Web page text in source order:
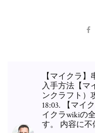
【マイクラ
入手方法【マ
ンクラフト）
18:03. 【マイ
イクラwikiの
す。 内容に不